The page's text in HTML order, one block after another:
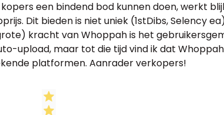
een bindend bod kunnen doen, werkt
Dit bieden is niet uniek (1stDibs, Selency
kracht van Whoppah is het
upload, maar tot die tijd vind ik dat
platformen. Aanrader verkopers!